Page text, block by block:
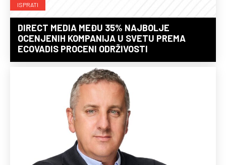
ISPRATI
DIRECT MEDIA MEĐU 35% NAJBOLJE
OCENJENIH KOMPANIJA U SVETU PREMA
ECOVADIS PROCENI ODRŽIVOSTI